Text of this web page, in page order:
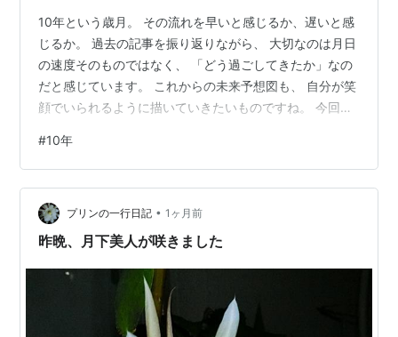
10年という歳月。 その流れを早いと感じるか、遅いと感
じるか。 過去の記事を振り返りながら、 大切なのは月日
の速度そのものではなく、 「どう過ごしてきたか」なの
だと感じています。 これからの未来予想図も、 自分が笑
顔でいられるように描いていきたいものですね。 今回の
からの募集。 本来なら、現役で働く方々が未来を描くた
めのお手紙を 期待されているはず。 リタイアした身での
応募は、ちょっとお門違いだったでしょうか（^^ゞ けれ
ど振り返れば、 私は人生の節目となる「10年」という単
位を、 いつも意識して過ごしてきたように思います。
#10年
プリンの一行日記 • 1ヶ月前
昨晩、月下美人が咲きました